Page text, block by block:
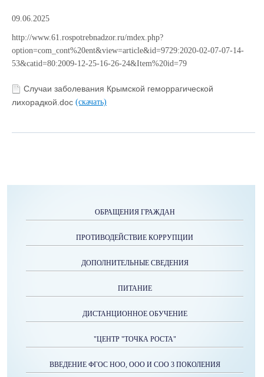
09.06.2025
http://www.61.rospotrebnadzor.ru/mdex.php?
option=com_cont%20ent&view=article&id=9729:2020-02-07-07-14-
53&catid=80:2009-12-25-16-26-24&Item%20id=79
Случаи заболевания Крымской геморрагической
лихорадкой.doc (скачать)
ОБРАЩЕНИЯ ГРАЖДАН
ПРОТИВОДЕЙСТВИЕ КОРРУПЦИИ
ДОПОЛНИТЕЛЬНЫЕ СВЕДЕНИЯ
ПИТАНИЕ
ДИСТАНЦИОННОЕ ОБУЧЕНИЕ
"ЦЕНТР "ТОЧКА РОСТА"
ВВЕДЕНИЕ ФГОС НОО, ООО И СОО 3 ПОКОЛЕНИЯ